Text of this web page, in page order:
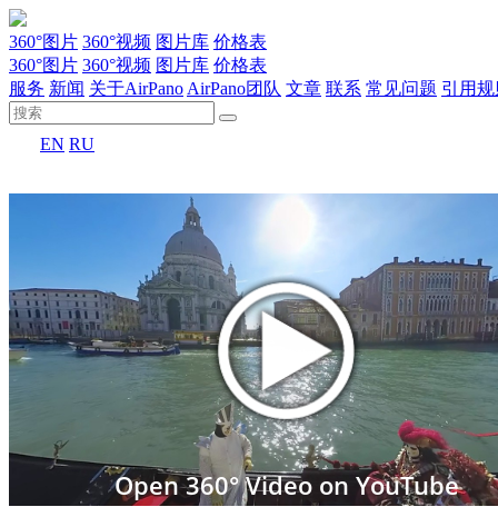
360°图片 360°视频 图片库 价格表
360°图片 360°视频 图片库 价格表
服务 新闻 关于AirPano AirPano团队 文章 联系 常见问题 引用
EN RU
Open 360° Video on YouTube